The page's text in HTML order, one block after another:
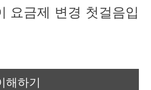
요금제 변경 첫걸음입
해하기